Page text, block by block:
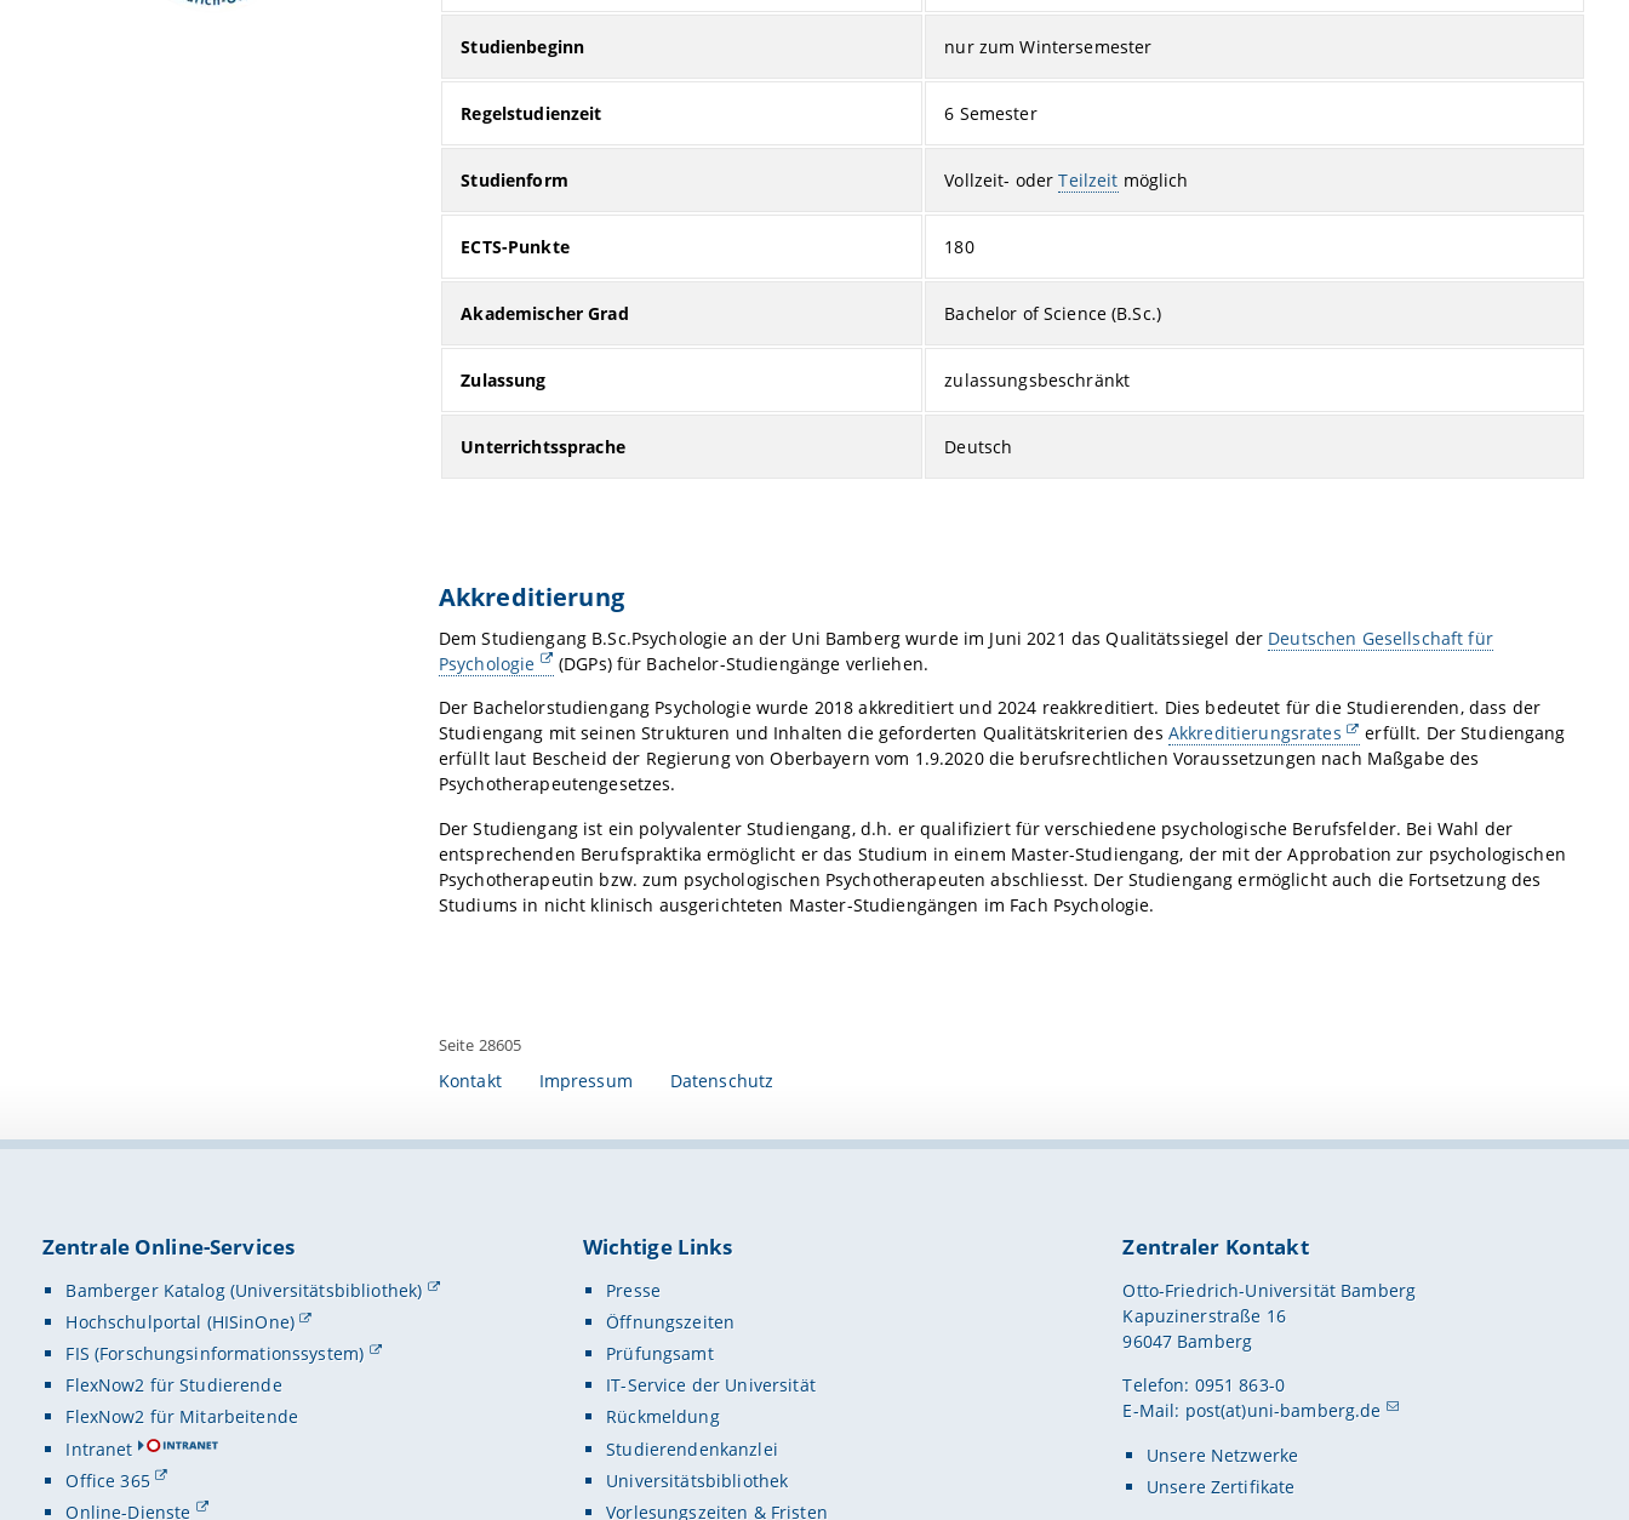
Studienbeginn nur zum Wintersemester
Regelstudienzeit 6 Semester
Studienform Vollzeit- oderTeilzeit möglich
ECTS-Punkte 180
Akademischer Grad Bachelor of Science (B.Sc.)
Zulassung zulassungsbeschränkt
Unterrichtssprache Deutsch
Akkreditierung
Dem Studiengang B.Sc.Psychologie an der Uni Bamberg wurde im Juni 2021 das Qualitätssiegel der Deutschen Gesellschaft für
Psychologie
(DGPs) für Bachelor-Studiengänge verliehen.
Der Bachelorstudiengang Psychologie wurde 2018 akkreditiert und 2024 reakkreditiert. Dies bedeutet für die Studierenden, dass der
Studiengang mit seinen Strukturen und Inhalten die geforderten Qualitätskriterien des Akkreditierungsrates
erfüllt. Der Studiengang
erfüllt laut Bescheid der Regierung von Oberbayern vom 1.9.2020 die berufsrechtlichen Voraussetzungen nach Maßgabe des
Psychotherapeutengesetzes.
Der Studiengang ist ein polyvalenter Studiengang, d.h. er qualifiziert für verschiedene psychologische Berufsfelder. Bei Wahl der
entsprechenden Berufspraktika ermöglicht er das Studium in einem Master-Studiengang, der mit der Approbation zur psychologischen
Psychotherapeutin bzw. zum psychologischen Psychotherapeuten abschliesst. Der Studiengang ermöglicht auch die Fortsetzung des
Studiums in nicht klinisch ausgerichteten Master-Studiengängen im Fach Psychologie.
Seite 28605
Kontakt Impressum Datenschutz
Zentrale Online-Services
Bamberger Katalog (Universitätsbibliothek)
Hochschulportal (HISinOne)
FIS (Forschungsinformationssystem)
FlexNow2 für Studierende
FlexNow2 für Mitarbeitende
Intranet
Office 365
Online-Dienste
Wichtige Links
Presse
Öffnungszeiten
Prüfungsamt
IT-Service der Universität
Rückmeldung
Studierendenkanzlei
Universitätsbibliothek
Vorlesungszeiten & Fristen
Zentraler Kontakt
Otto-Friedrich-Universität Bamberg
Kapuzinerstraße 16
96047 Bamberg
Telefon: 0951 863-0
E-Mail: post(at)uni-bamberg.de
Unsere Netzwerke
Unsere Zertifikate